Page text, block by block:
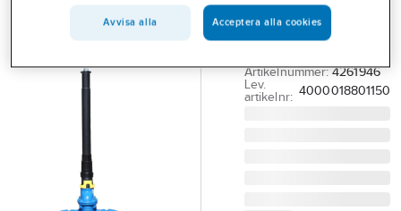
1.01-1.70
TELESKOPGARNITYR
Artikelnummer: 4261946
Lev.
artikelnr: 4000018801150
Avvisa alla Acceptera alla cookies